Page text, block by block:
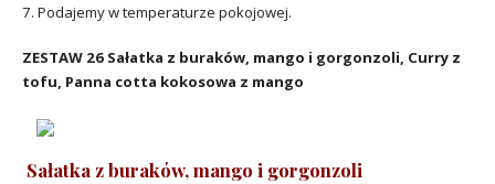
7. Podajemy w temperaturze pokojowej.
ZESTAW 26 Sałatka z buraków, mango i gorgonzoli, Curry z
tofu, Panna cotta kokosowa z mango
Sałatka z buraków, mango i gorgonzoli